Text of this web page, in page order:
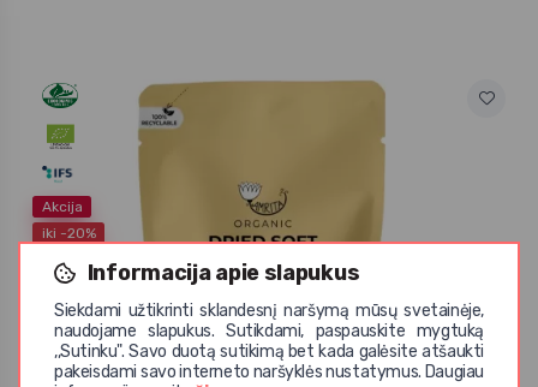
Informacija apie slapukus
Siekdami užtikrinti sklandesnį naršymą mūsų svetainėje,
naudojame slapukus. Sutikdami, paspauskite mygtuką
,,Sutinku". Savo duotą sutikimą bet kada galėsite atšaukti
pakeisdami savo interneto naršyklės nustatymus. Daugiau
Akcija
iki -20%